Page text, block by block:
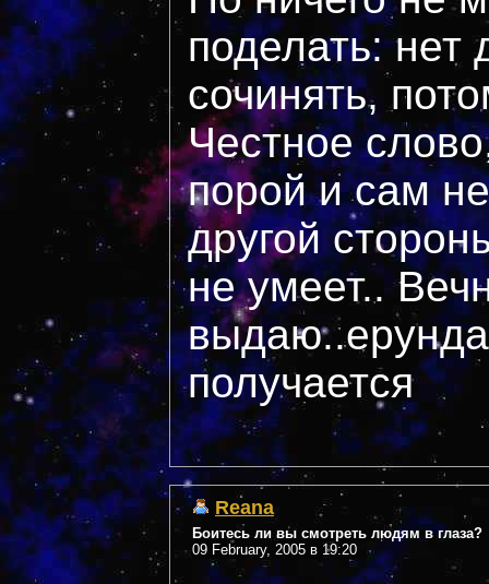
поделать: нет
сочинять,
Честное
порой и сам
другой
не умеет..
выдаю..ерунда
получается
Reana
Боитесь ли вы смотреть людям в глаза?
09 February, 2005 в 19:20